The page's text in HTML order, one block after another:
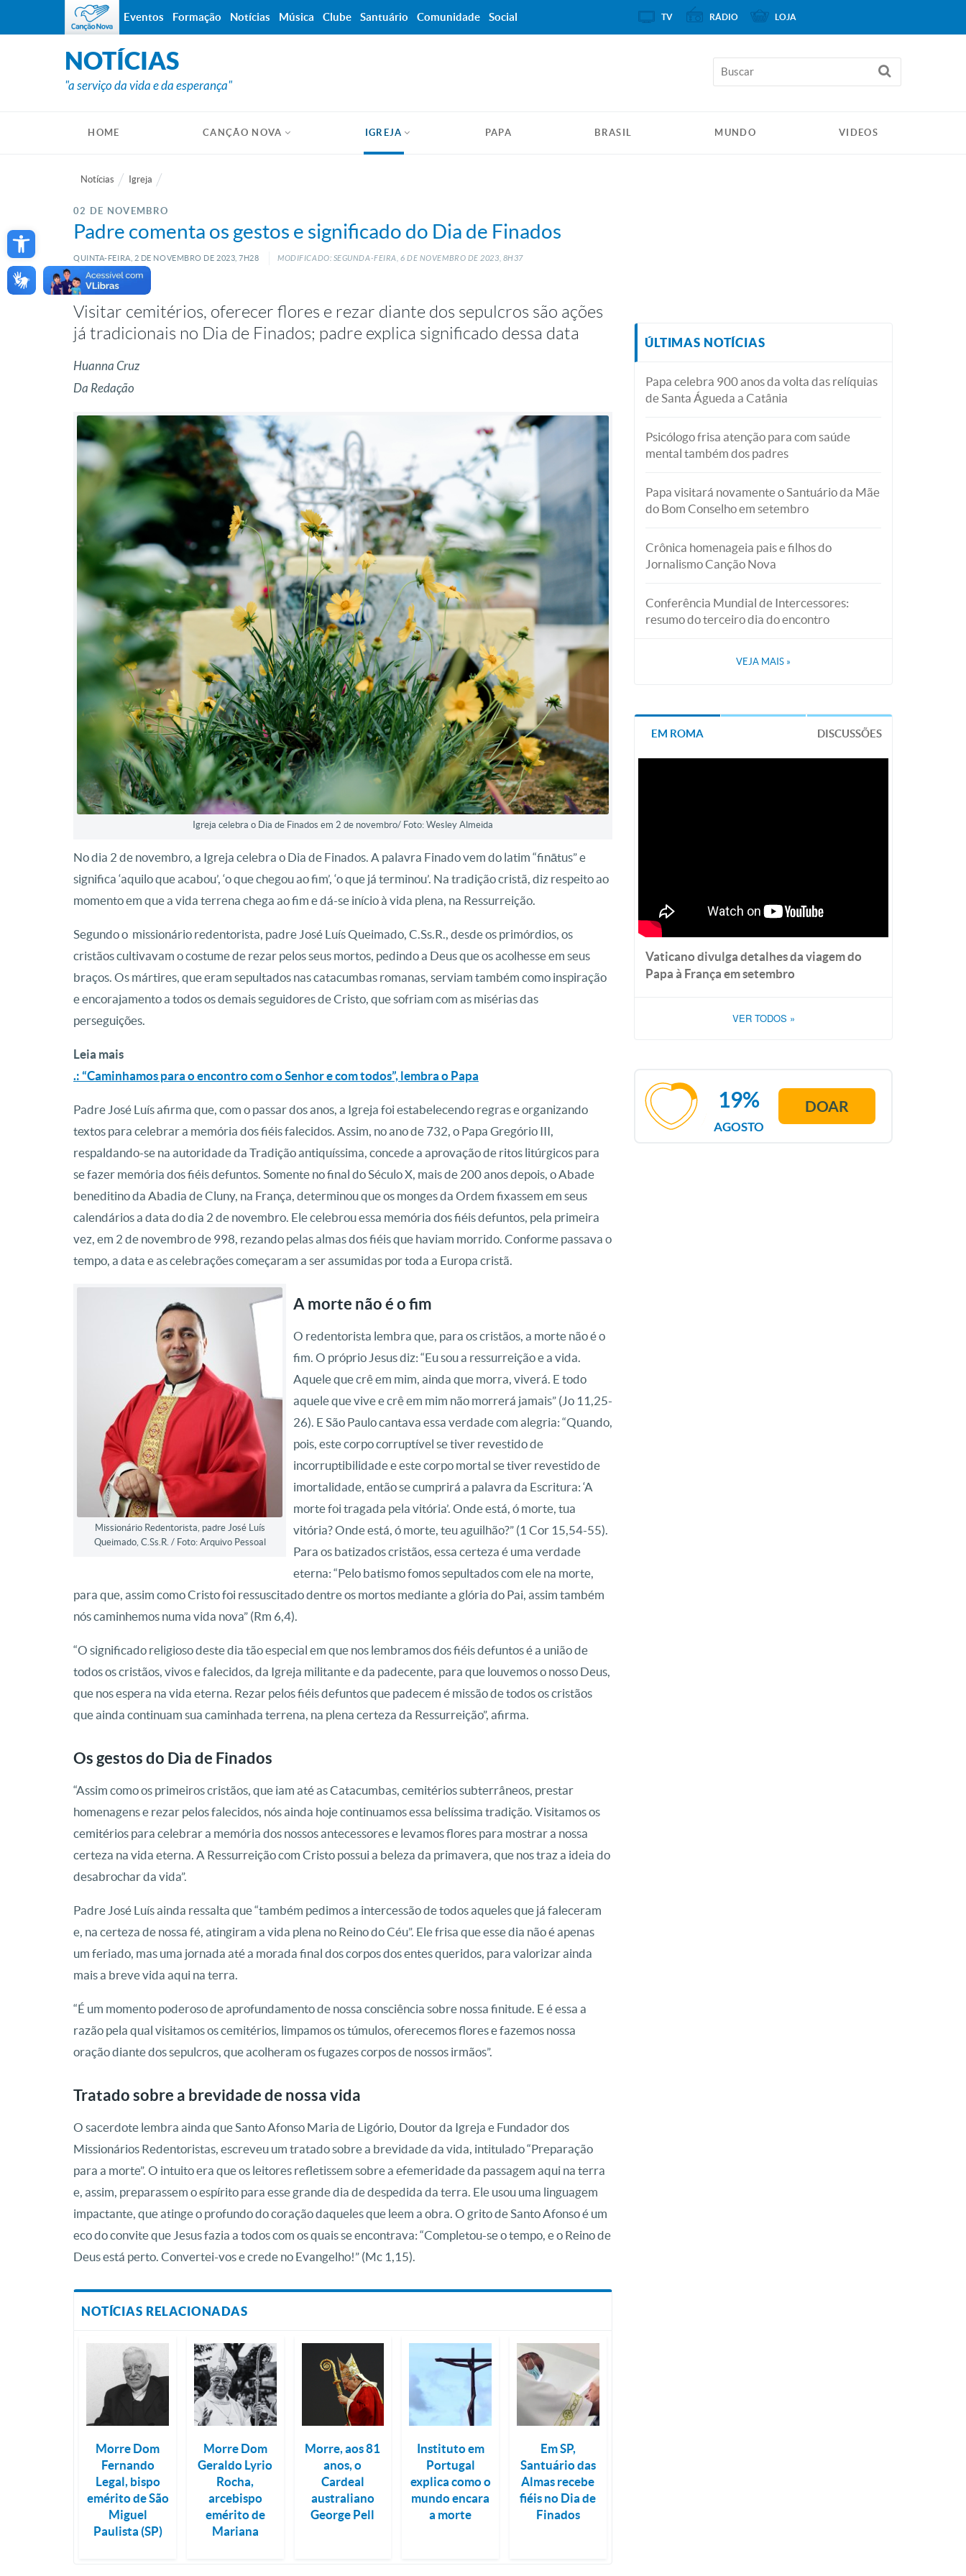
Open toolbar
NOTÍCIAS
"a serviço da vida e da esperança"
HOME CANÇÃO NOVA IGREJA PAPA BRASIL MUNDO VIDEOS
Notícias Igreja
02 DE NOVEMBRO
Padre comenta os gestos e significado do Dia de Finados
QUINTA-FEIRA, 2 DE NOVEMBRO DE 2023, 7H28 MODIFICADO: SEGUNDA-FEIRA, 6 DE NOVEMBRO DE2023, 8H37
Visitar cemitérios, oferecer flores e rezar diante dos sepulcros são ações
já tradicionais no Dia de Finados; padre explica significado dessa data
Huanna Cruz
Da Redação
Igreja celebra o Dia de Finados em 2 de novembro/ Foto: Wesley Almeida
No dia 2 de novembro, a Igreja celebra o Dia de Finados. A palavra Finado vem do latim “finātus” e
significa ‘aquilo que acabou’, ‘o que chegou ao fim’, ‘o que já terminou’. Na tradição cristã, diz respeito ao
momento em que a vida terrena chega ao fim e dá-se início à vida plena, na Ressurreição.
Segundo o missionário redentorista, padre José Luís Queimado, C.Ss.R., desde os primórdios, os
cristãos cultivavam o costume de rezar pelos seus mortos, pedindo a Deus que os acolhesse em seus
braços. Os mártires, que eram sepultados nas catacumbas romanas, serviam também como inspiração
e encorajamento a todos os demais seguidores de Cristo, que sofriam com as misérias das
perseguições.
Leia mais
.: “Caminhamos para o encontro com o Senhor e com todos”, lembra o Papa
Padre José Luís afirma que, com o passar dos anos, a Igreja foi estabelecendo regras e organizando
textos para celebrar a memória dos fiéis falecidos. Assim, no ano de 732, o Papa Gregório III,
respaldando-se na autoridade da Tradição antiquíssima, concede a aprovação de ritos litúrgicos para
se fazer memória dos fiéis defuntos. Somente no final do Século X, mais de 200 anos depois, o Abade
beneditino da Abadia de Cluny, na França, determinou que os monges da Ordem fixassem em seus
calendários a data do dia 2 de novembro. Ele celebrou essa memória dos fiéis defuntos, pela primeira
vez, em 2 de novembro de 998, rezando pelas almas dos fiéis que haviam morrido. Conforme passava o
tempo, a data e as celebrações começaram a ser assumidas por toda a Europa cristã.
Missionário Redentorista, padre José Luís
Queimado, C.Ss.R. / Foto: Arquivo Pessoal
A morte não é o fim
O redentorista lembra que, para os cristãos, a morte não é o
fim. O próprio Jesus diz: “Eu sou a ressurreição e a vida.
Aquele que crê em mim, ainda que morra, viverá. E todo
aquele que vive e crê em mim não morrerá jamais” (Jo 11,25-
26). E São Paulo cantava essa verdade com alegria: “Quando,
pois, este corpo corruptível se tiver revestido de
incorruptibilidade e este corpo mortal se tiver revestido de
imortalidade, então se cumprirá a palavra da Escritura: ‘A
morte foi tragada pela vitória’. Onde está, ó morte, tua
vitória? Onde está, ó morte, teu aguilhão?” (1 Cor 15,54-55).
Para os batizados cristãos, essa certeza é uma verdade
eterna: “Pelo batismo fomos sepultados com ele na morte,
para que, assim como Cristo foi ressuscitado dentre os mortos mediante a glória do Pai, assim também
nós caminhemos numa vida nova” (Rm 6,4).
“O significado religioso deste dia tão especial em que nos lembramos dos fiéis defuntos é a união de
todos os cristãos, vivos e falecidos, da Igreja militante e da padecente, para que louvemos o nosso Deus,
que nos espera na vida eterna. Rezar pelos fiéis defuntos que padecem é missão de todos os cristãos
que ainda continuam sua caminhada terrena, na plena certeza da Ressurreição”, afirma.
Os gestos do Dia de Finados
“Assim como os primeiros cristãos, que iam até as Catacumbas, cemitérios subterrâneos, prestar
homenagens e rezar pelos falecidos, nós ainda hoje continuamos essa belíssima tradição. Visitamos os
cemitérios para celebrar a memória dos nossos antecessores e levamos flores para mostrar a nossa
certeza na vida eterna. A Ressurreição com Cristo possui a beleza da primavera, que nos traz a ideia do
desabrochar da vida”.
Padre José Luís ainda ressalta que “também pedimos a intercessão de todos aqueles que já faleceram
e, na certeza de nossa fé, atingiram a vida plena no Reino do Céu”. Ele frisa que esse dia não é apenas
um feriado, mas uma jornada até a morada final dos corpos dos entes queridos, para valorizar ainda
mais a breve vida aqui na terra.
“É um momento poderoso de aprofundamento de nossa consciência sobre nossa finitude. E é essa a
razão pela qual visitamos os cemitérios, limpamos os túmulos, oferecemos flores e fazemos nossa
oração diante dos sepulcros, que acolheram os fugazes corpos de nossos irmãos”.
Tratado sobre a brevidade de nossa vida
O sacerdote lembra ainda que Santo Afonso Maria de Ligório, Doutor da Igreja e Fundador dos
Missionários Redentoristas, escreveu um tratado sobre a brevidade da vida, intitulado “Preparação
para a morte”. O intuito era que os leitores refletissem sobre a efemeridade da passagem aqui na terra
e, assim, preparassem o espírito para esse grande dia de despedida da terra. Ele usou uma linguagem
impactante, que atinge o profundo do coração daqueles que leem a obra. O grito de Santo Afonso é um
eco do convite que Jesus fazia a todos com os quais se encontrava: “Completou-se o tempo, e o Reino de
Deus está perto. Convertei-vos e crede no Evangelho!” (Mc 1,15).
NOTÍCIAS RELACIONADAS
Morre Dom
Fernando
Legal, bispo
emérito de São
Miguel
Paulista (SP)
Morre Dom
Geraldo Lyrio
Rocha,
arcebispo
emérito de
Mariana
Morre, aos 81
anos, o
Cardeal
australiano
George Pell
Instituto em
Portugal
explica como o
mundo encara
a morte
Em SP,
Santuário das
Almas recebe
fiéis no Dia de
Finados
ÚLTIMAS NOTÍCIAS
Papa celebra 900 anos da volta das relíquias
de Santa Águeda a Catânia
Psicólogo frisa atenção para com saúde
mental também dos padres
Papa visitará novamente o Santuário da Mãe
do Bom Conselho em setembro
Crônica homenageia pais e filhos do
Jornalismo Canção Nova
Conferência Mundial de Intercessores:
resumo do terceiro dia do encontro
VEJA MAIS »
EM ROMA DISCUSSÕES
Vaticano divulga detalhes da viagem do
Papa à França em setembro
VER TODOS »
AGOSTO
19% DOAR
Eventos Formação Notícias Música Clube Santuário Comunidade Social TV RÁDIO LOJA